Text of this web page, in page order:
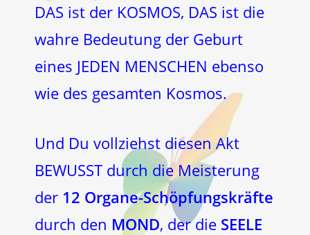
DAS ist der KOSMOS, DAS ist die
wahre Bedeutung der Geburt
eines JEDEN MENSCHEN ebenso
wie des gesamten Kosmos.
Und Du vollziehst diesen Akt
BEWUSST durch die Meisterung
der 12 Organe-Schöpfungskräfte
durch den MOND, der die SEELE